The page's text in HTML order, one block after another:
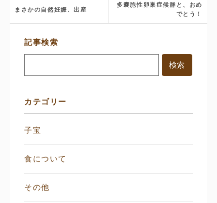
まさかの自然妊娠、出産
多嚢胞性卵巣症候群と、おめ
でとう！
サ
ニ
記事検索
カテゴリー
子宝
食について
その他